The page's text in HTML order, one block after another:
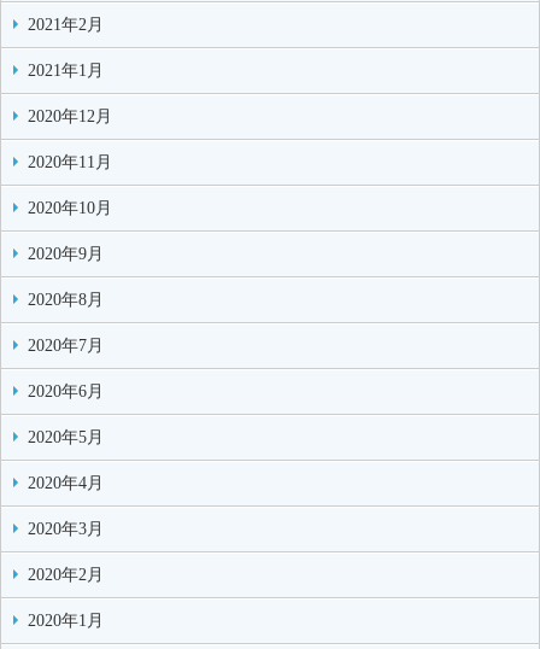
2021年2月
2021年1月
2020年12月
2020年11月
2020年10月
2020年9月
2020年8月
2020年7月
2020年6月
2020年5月
2020年4月
2020年3月
2020年2月
2020年1月